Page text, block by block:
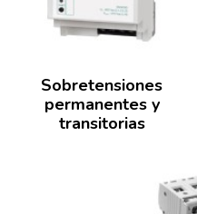
Sobretensiones
permanentes y
transitorias